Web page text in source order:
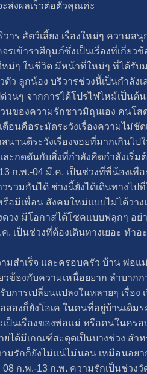
ะส่งผลเร็วต่อตัวคุณค่ะ
าร สัตว์เลี้ยง เรื่องใหม่ๆ ความส
เข้าราศีกุมภ์ซึ่งเป็นเรื่องที่เกี่ย
ม่ๆ ในชีวิต มีหน้าที่ใหม่ๆ ที่ได้รั
ว ลูกน้อง บริวารช่วงนี้เป็นกำลั
ด่วนๆ จากการได้โปรไฟไหม้เป็
ของความรักชาวมิถุนเอง คนโ
อนคือระมัดระวังเรื่องความไม่
านดีระวังเรื่องจอยที่มากเกินไ
ละกดดันกับสิ่งที่กำลังคิดกำลังเริ่
ก.พ.-04 มี.ค. เป็นช่วงที่พี่น้องเ
วมกันได้ ช่วงนี้ยังได้เดินทางไป
อมีเพื่อน สังคมใหม่แบบไม่ได้วา
ดวง มีโอกาสได้โชคแบบฟลุกๆ อ
. เป็นช่วงที่ต้องเดินทางเยอะ ท
มสำเร็จ และครอบครัว บ้าน พ่อ
วข้องกับความเหนื่อยยาก ลำบาก
การเปลี่ยนแปลงในหลายๆ เรื่อ
องก็ยังโอเค ในคนที่อยู่บ้านเดิ
เป็นเรื่องของพ่อแม่ หรือคนใน
ายได้มีเกณฑ์สะดุดเป็นบางช่วง
กก็ยังไม่แน่ไม่นอน เหมือนอยา
ก.พ.-13 ก.พ. ความรักเป็นช่ว